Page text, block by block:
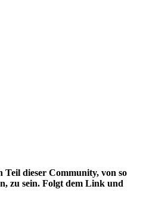
dieser Community, von so
zu sein. Folgt dem Link und